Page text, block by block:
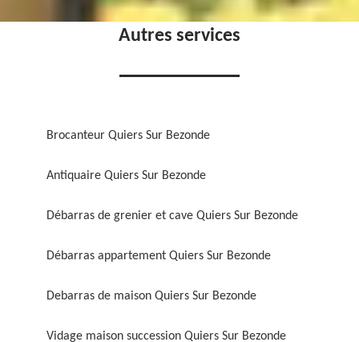
Autres services
Brocanteur Quiers Sur Bezonde
Antiquaire Quiers Sur Bezonde
Débarras de grenier et cave Quiers Sur Bezonde
Débarras appartement Quiers Sur Bezonde
Debarras de maison Quiers Sur Bezonde
Vidage maison succession Quiers Sur Bezonde